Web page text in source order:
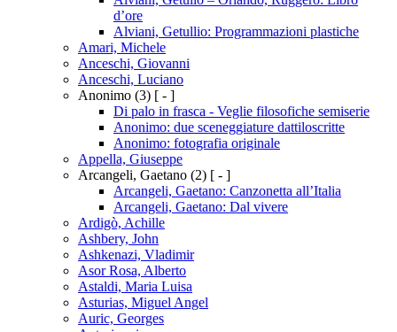
d’ore
Alviani, Getullio: Programmazioni plastiche
Amari, Michele
Anceschi, Giovanni
Anceschi, Luciano
Anonimo (3) [ - ]
Di palo in frasca - Veglie filosofiche semiserie
Anonimo: due sceneggiature dattiloscritte
Anonimo: fotografia originale
Appella, Giuseppe
Arcangeli, Gaetano (2) [ - ]
Arcangeli, Gaetano: Canzonetta all’Italia
Arcangeli, Gaetano: Dal vivere
Ardigò, Achille
Ashbery, John
Ashkenazi, Vladimir
Asor Rosa, Alberto
Astaldi, Maria Luisa
Asturias, Miguel Angel
Auric, Georges